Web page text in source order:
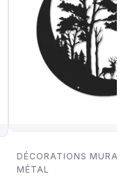
DÉCORATIONS
MÉTAL